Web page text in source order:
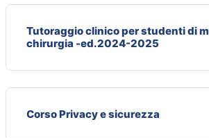
Tutoraggio clinico per studenti di
chirurgia -ed.2024-2025
Corso Privacy e sicurezza